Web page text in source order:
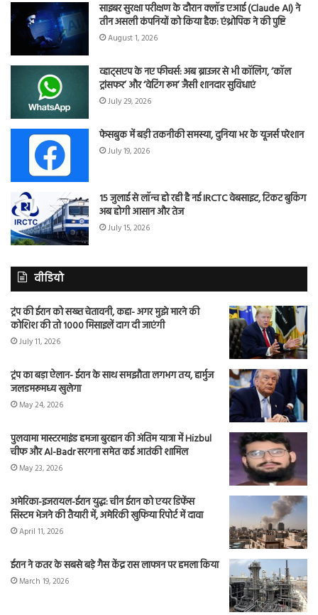
साइबर सुरक्षा परीक्षण के दौरान क्लॉड एआई (Claude AI) ने
तीन असली कंपनियों को किया हैक: एंथ्रोपिक ने की पुष्टि
August 1, 2026
व्हाट्सएप के नए फीचर्स: अब ब्राउजर से भी कॉलिंग, ‘कॉल
ट्रांसफर’ और ‘वेटिंग रूम’ जैसी शानदार सुविधाएं
July 29, 2026
फेसबुक में बड़ी तकनीकी समस्या, दुनिया भर के यूजर्स परेशान
July 19, 2026
15 जुलाई से लॉन्च हो रही है नई IRCTC वेबसाइट, टिकट बुकिंग
अब होगी आसान और तेज
July 15, 2026
वीडियो
ट्रंप की ईरान को सख्त चेतावनी, कहा- अगर मुझे मारने की
कोशिश की तो 1000 मिसाइलें दाग दी जाएंगी
July 11, 2026
ट्रंप का बड़ा ऐलान- ईरान के साथ समझौता लगभग तय, हार्मुज
जलडमरूमध्य खुलेगा
May 24, 2026
पुलवामा मास्टरमाइंड हमजा बुरहान की अंतिम यात्रा में Hizbul
चीफ और Al-Badr सरगना समेत कई आतंकी शामिल
May 23, 2026
अमेरिका-इजरायल-ईरान युद्ध: चीन ईरान को एयर डिफेंस
सिस्टम भेजने की तैयारी में, अमेरिकी खुफिया रिपोर्ट में दावा
April 11, 2026
ईरान ने कतर के सबसे बड़े गैस केंद्र रास लाफान पर हमला किया
March 19, 2026